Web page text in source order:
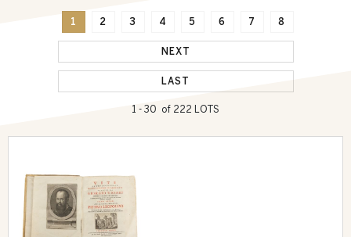
1 - 30 of 222 LOTS
1 2 3 4 5 6 7 8
NEXT
LAST